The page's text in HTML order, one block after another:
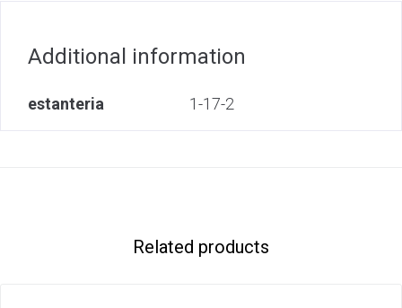
Additional information
estanteria 1-17-2
Related products